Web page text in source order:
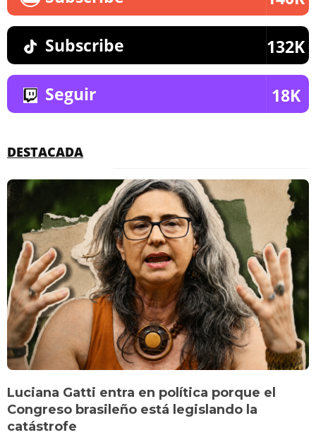
Subscribe 132K
Seguir 18K
DESTACADA
Luciana Gatti entra en política porque el
Congreso brasileño está legislando la
catástrofe